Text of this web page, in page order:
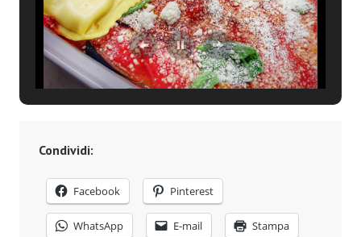
Condividi:
Facebook Pinterest
WhatsApp E-mail Stampa